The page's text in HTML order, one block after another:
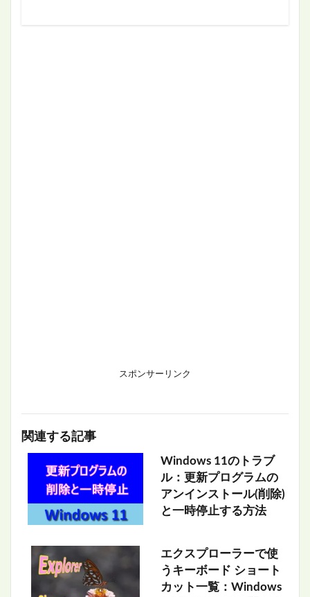
スポンサーリンク
関連する記事
Windows 11のトラブ
ル：更新プログラムの
アンインストール(削除)
と一時停止する方法
エクスプローラーで使
うキーボード ショート
カット一覧：Windows